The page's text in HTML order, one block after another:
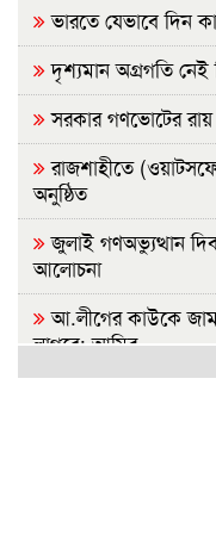
ভারতে যেভাবে দিন
দৃশ্যমান অগ্রগতি নেই
সরকার গণভোটের রায়
রাজশাহীতে
অনুষ্ঠিত
জুলাই গণঅভ্যুত্থান
আলোচনা
আ.লীগের কাউকে
লাগবে: আমির